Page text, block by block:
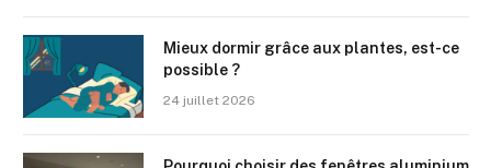
Mieux dormir grâce aux plantes, est-ce
possible ?
24 juillet 2026